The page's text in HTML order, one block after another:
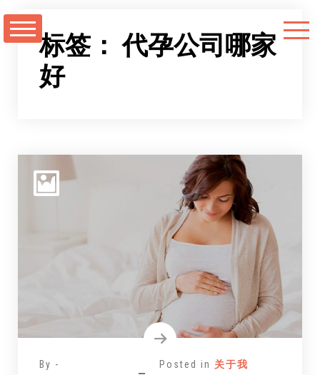
至
标签：代孕公司哪家
好
By -
Posted in 关于我